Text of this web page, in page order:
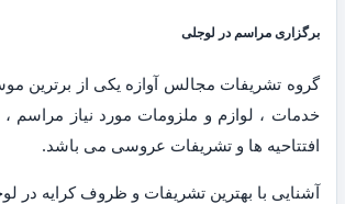
برگزاری مراسم در لوجلی
گروه تشریفات مجالس آوازه یکی از برترین
خدمات ، لوازم و ملزومات مورد نیاز مراسم
افتتاحیه ها و تشریفات عروسی می باشد.
آشنایی با بهترین تشریفات و ظروف کرایه در